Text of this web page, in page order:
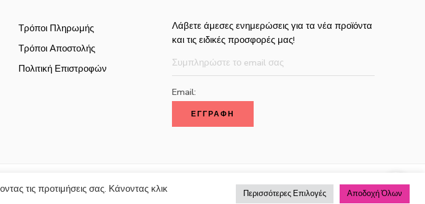
Τρόποι Πληρωμής
Τρόποι Αποστολής
Πολιτική Επιστροφών
Λάβετε άμεσες ενημερώσεις για τα νέα προϊόντα
και τις ειδικές προσφορές μας!
Email:
Τρόποι Πληρωμής Τρόποι Αποστολής Πολιτική Επιστροφών
τις προτιμήσεις σας. Κάνοντας κλικ
Περισσότερες Επιλογές Αποδοχή Όλων